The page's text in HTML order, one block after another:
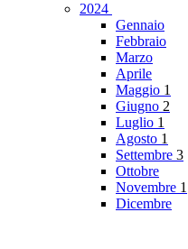
2024
Gennaio
Febbraio
Marzo
Aprile
Maggio 1
Giugno 2
Luglio 1
Agosto 1
Settembre 3
Ottobre
Novembre 1
Dicembre